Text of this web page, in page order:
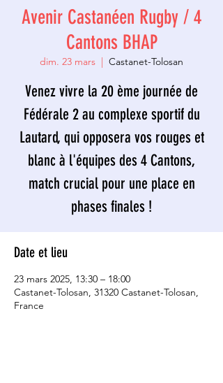
Avenir Castanéen Rugby / 4
Cantons BHAP
dim. 23 mars
  |
Castanet-Tolosan
Venez vivre la 20 ème journée de
Fédérale 2 au complexe sportif du
Lautard, qui opposera vos rouges et
blanc à l'équipes des 4 Cantons,
match crucial pour une place en
phases finales !
Date et lieu
23 mars 2025, 13:30 – 18:00
Castanet-Tolosan, 31320 Castanet-Tolosan,
France